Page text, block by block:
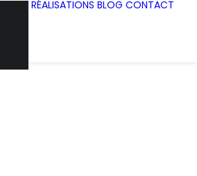
RÉALISATIONS BLOG CONTACT